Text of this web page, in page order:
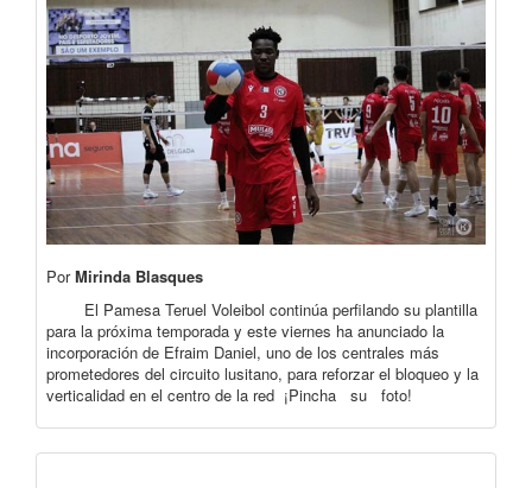
PorMirinda Blasques
El Pamesa Teruel Voleibol continúa perfilando su plantilla
para la próxima temporada y este viernes ha anunciado la
incorporación de Efraim Daniel, uno de los centrales más
prometedores del circuito lusitano, para reforzar el bloqueo y la
verticalidad en el centro de la red ¡Pincha su foto!